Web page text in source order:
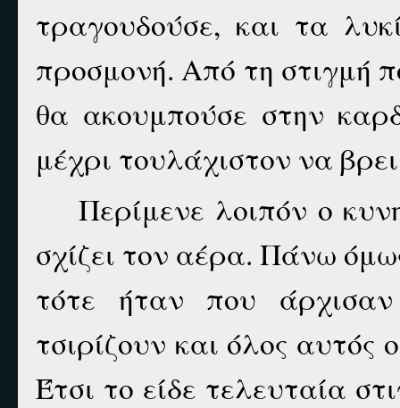
τραγουδούσε, και τα
προσμονή. Από τη στιγμή
θα ακουμπούσε στην
μέχρι τουλάχιστον να
Περίμενε λοιπόν ο
σχίζει τον αέρα. Πάνω
τότε ήταν που
τσιρίζουν και όλος
Έτσι το είδε τελευταία